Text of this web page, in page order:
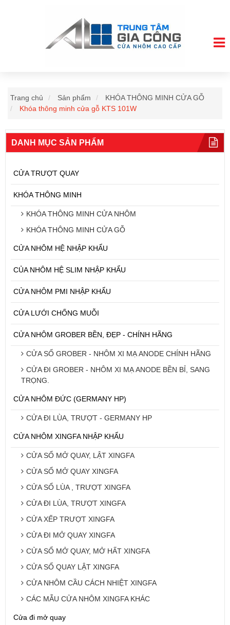
Trang chủ Sản phẩm
KHÓA THÔNG MINH CỬA GỖ
Khóa thông minh cửa gỗ KTS 101W
DANH MỤC SẢN PHẨM
CỬA TRƯỢT QUAY
KHÓA THÔNG MINH
KHÓA THÔNG MINH CỬA NHÔM
KHÓA THÔNG MINH CỬA GỖ
CỬA NHÔM HỆ NHẬP KHẨU
CỦA NHÔM HỆ SLIM NHẬP KHẨU
CỬA NHÔM PMI NHẬP KHẨU
CỬA LƯỚI CHỐNG MUỖI
CỬA NHÔM GROBER BỀN, ĐẸP - CHÍNH HÃNG
CỬA SỔ GROBER - NHÔM XI MẠ ANODE CHÍNH HÃNG
CỬA ĐI GROBER - NHÔM XI MẠ ANODE BỀN BỈ, SANG
TRỌNG.
CỬA NHÔM ĐỨC (GERMANY HP)
CỬA ĐI LÙA, TRƯỢT - GERMANY HP
CỬA NHÔM XINGFA NHẬP KHẨU
CỬA SỔ MỞ QUAY, LẬT XINGFA
CỬA SỔ MỞ QUAY XINGFA
CỬA SỔ LÙA , TRƯỢT XINGFA
CỬA ĐI LÙA, TRƯỢT XINGFA
CỬA XẾP TRƯỢT XINGFA
CỬA ĐI MỞ QUAY XINGFA
CỬA SỔ MỞ QUAY, MỞ HẤT XINGFA
CỬA SỔ QUAY LẬT XINGFA
CỬA NHÔM CẦU CÁCH NHIỆT XINGFA
CÁC MẪU CỬA NHÔM XINGFA KHÁC
Cửa đi mở quay